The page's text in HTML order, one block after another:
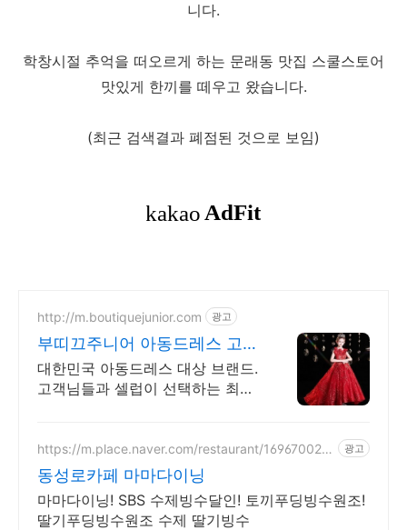
니다.
학창시절 추억을 떠오르게 하는 문래동 맛집 스쿨스토어
맛있게 한끼를 떼우고 왔습니다.
(최근 검색결과 폐점된 것으로 보임)
http://m.boutiquejunior.com 광고
부띠끄주니어 아동드레스 고객
만족 대상업체
대한민국 아동드레스 대상 브랜드.
고객님들과 셀럽이 선택하는 최상
https://m.place.naver.com/restaurant/169670029
광고
동성로카페 마마다이닝
마마다이닝! SBS 수제빙수달인! 토끼푸딩빙수원조!
딸기푸딩빙수원조 수제 딸기빙수